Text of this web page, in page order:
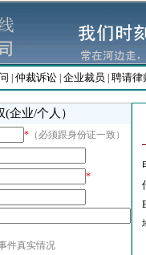
仲裁诉讼 企业裁员 聘请律
企业/个人）
*（必须跟身份证一致）
*
件真实情况